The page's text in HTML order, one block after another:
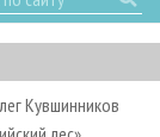
Кувшинников